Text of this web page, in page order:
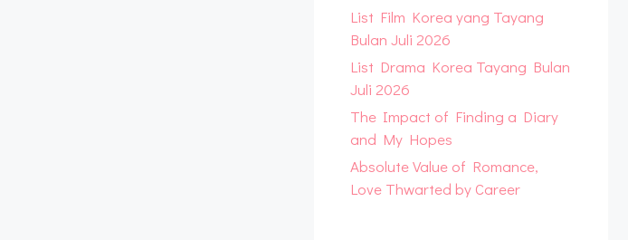
List Film Korea yang Tayang
Bulan Juli 2026
List Drama Korea Tayang Bulan
Juli 2026
The Impact of Finding a Diary
and My Hopes
Absolute Value of Romance,
Love Thwarted by Career